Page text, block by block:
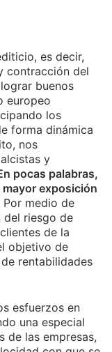
es decir,
contracción del
buenos
europeo
los
forma dinámica
nos
y
pocas palabras,
exposición
Por medio de
del riesgo de
de la
objetivo de
rentabilidades
esfuerzos en
una especial
de las empresas,